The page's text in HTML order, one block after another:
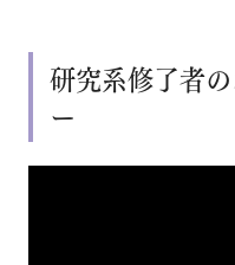
研究系修了者
ー